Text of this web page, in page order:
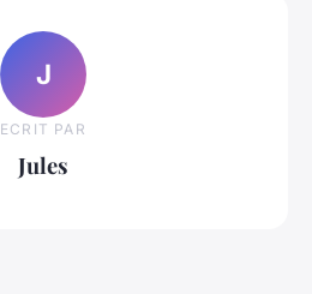
J
ECRIT PAR
Jules